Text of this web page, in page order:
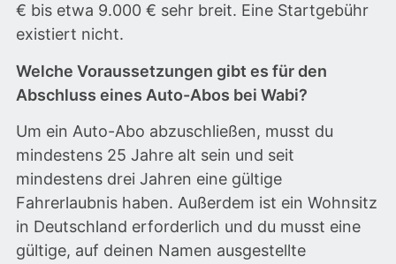
€ bis etwa 9.000 € sehr breit. Eine Startgebühr
existiert nicht.
Welche Voraussetzungen gibt es für den
Abschluss eines Auto-Abos bei Wabi?
Um ein Auto-Abo abzuschließen, musst du
mindestens 25 Jahre alt sein und seit
mindestens drei Jahren eine gültige
Fahrerlaubnis haben. Außerdem ist ein Wohnsitz
in Deutschland erforderlich und du musst eine
gültige, auf deinen Namen ausgestellte